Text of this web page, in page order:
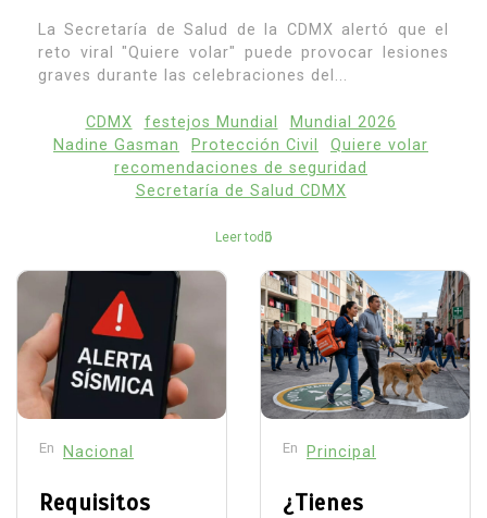
La Secretaría de Salud de la CDMX alertó que el
reto viral "Quiere volar" puede provocar lesiones
graves durante las celebraciones del...
CDMX festejos Mundial
Mundial 2026
Nadine Gasman
Protección Civil
Quiere volar
recomendaciones de seguridad
Secretaría de Salud CDMX
Leer todo
En Nacional
Requisitos
En Principal
¿Tienes